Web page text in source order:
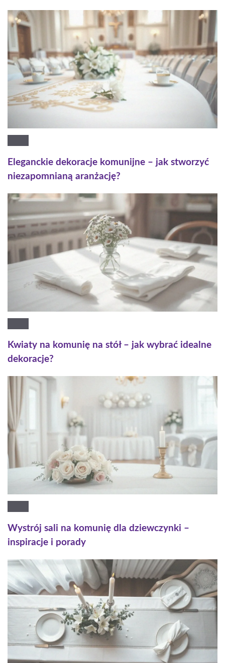
Eleganckie dekoracje komunijne – jak stworzyć
niezapomnianą aranżację?
Kwiaty na komunię na stół – jak wybrać idealne
dekoracje?
Wystrój sali na komunię dla dziewczynki –
inspiracje i porady